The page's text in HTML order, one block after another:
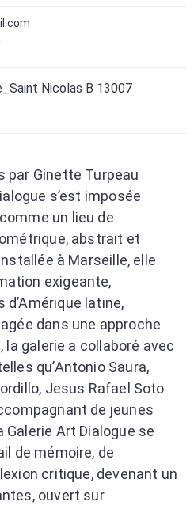
Nicolas B 13007
par Ginette Turpeau
s’est imposée
un lieu de
abstrait et
à Marseille, elle
exigeante,
latine,
dans une approche
galerie a collaboré avec
qu’Antonio Saura,
Jesus Rafael Soto
de jeunes
Art Dialogue se
de mémoire, de
critique, devenant un
ouvert sur